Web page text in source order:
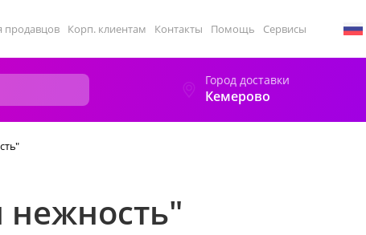
продавцов Корп. клиентам Контакты Помощь Сервисы
Город доставки
Кемерово
нежность"